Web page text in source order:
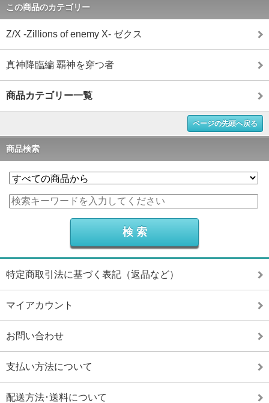
この商品のカテゴリー
Z/X -Zillions of enemy X- ゼクス
真神降臨編 覇神を穿つ者
商品カテゴリー一覧
ページの先頭へ戻る
商品検索
特定商取引法に基づく表記（返品など）
マイアカウント
お問い合わせ
支払い方法について
配送方法･送料について